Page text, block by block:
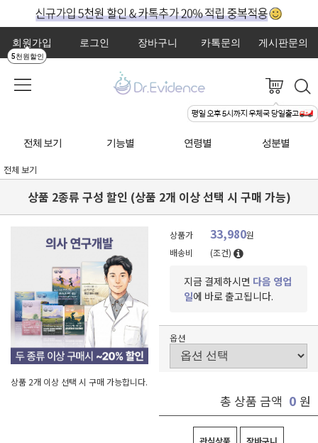
회원가입
5천원할인
로그인 장바구니 카톡문의 게시판문의
전체 보기 기능별 연령별 성분별
전체 보기
상품 2종류 구성 할인 (상품 2개 이상 선택 시 구매 가능)
상품 2개 이상 선택 시 구매 가능합니다.
상품가 33,980원
배송비
(조건)
지금 결제하시면 다음 영업
일에 바로 출고됩니다.
옵션
총 상품 금액 0 원
관심상품 장바구니